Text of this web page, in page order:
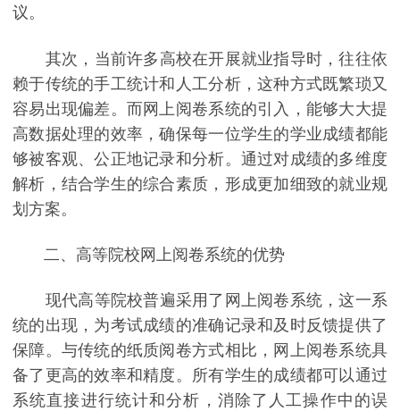
议。
其次，当前许多高校在开展就业指导时，往往依
赖于传统的手工统计和人工分析，这种方式既繁琐又
容易出现偏差。而网上阅卷系统的引入，能够大大提
高数据处理的效率，确保每一位学生的学业成绩都能
够被客观、公正地记录和分析。通过对成绩的多维度
解析，结合学生的综合素质，形成更加细致的就业规
划方案。
二、高等院校网上阅卷系统的优势
现代高等院校普遍采用了网上阅卷系统，这一系
统的出现，为考试成绩的准确记录和及时反馈提供了
保障。与传统的纸质阅卷方式相比，网上阅卷系统具
备了更高的效率和精度。所有学生的成绩都可以通过
系统直接进行统计和分析，消除了人工操作中的误